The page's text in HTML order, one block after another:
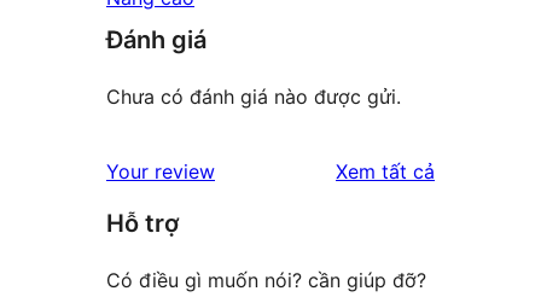
Đánh giá
Chưa có đánh giá nào được gửi.
Your review Xem tất cả
Hỗ trợ
Có điều gì muốn nói? cần giúp đỡ?